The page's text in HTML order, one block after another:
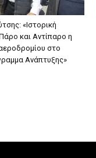
«Ιστορική
και Αντίπαρο η
στο
Ανάπτυξης»